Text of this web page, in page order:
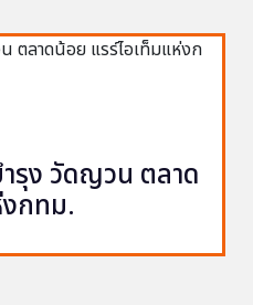
รุง วัดญวน ตลาด
กทม.